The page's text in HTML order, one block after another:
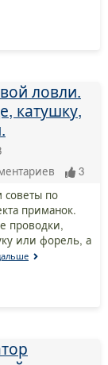
ловли.
катушку,
3
советы по
приманок.
проводки,
или форель, а